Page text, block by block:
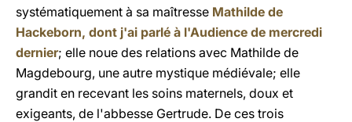
systématiquement à sa maîtresse Mathilde de
Hackeborn, dont j'ai parlé à l'Audience de mercredi
dernier; elle noue des relations avec Mathilde de
Magdebourg, une autre mystique médiévale; elle
grandit en recevant les soins maternels, doux et
exigeants, de l'abbesse Gertrude. De ces trois